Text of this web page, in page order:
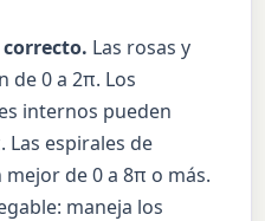
Las rosas y
de 0 a 2π. Los
internos pueden
Las espirales de
de 0 a 8π o más.
maneja los